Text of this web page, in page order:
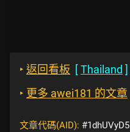
‣ 返回看板 [Thailand ]
‣ 更多 awei181 的文章
文章代碼(AID): #1dhUVyD5